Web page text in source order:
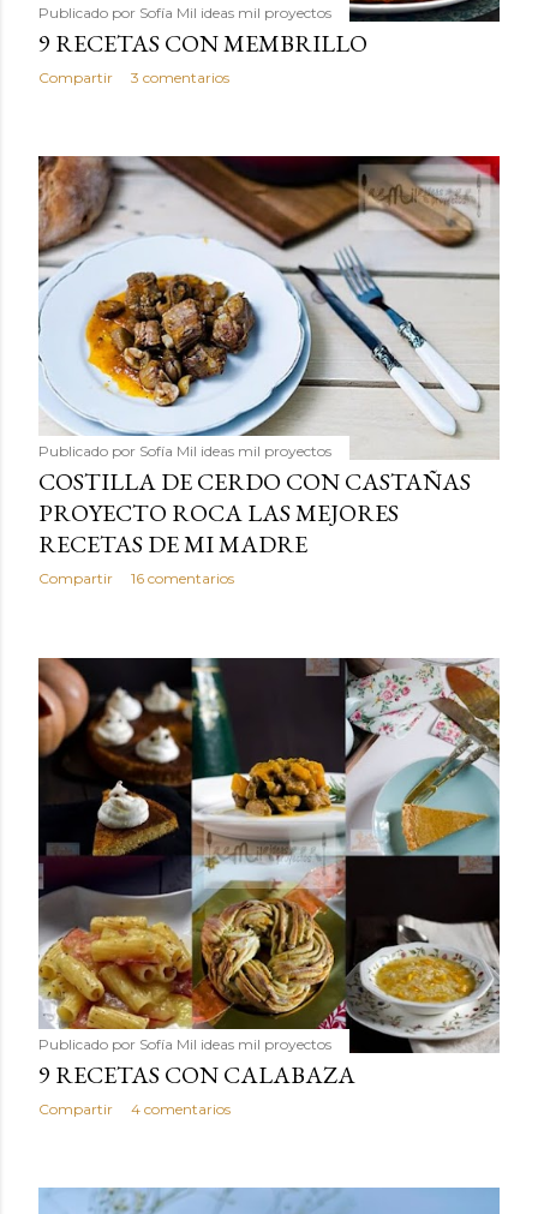
Publicado por Sofía Mil ideas mil proyectos
9 RECETAS CON MEMBRILLO
Compartir 3 comentarios
Publicado por Sofía Mil ideas mil proyectos
COSTILLA DE CERDO CON CASTAÑAS
PROYECTO ROCA LAS MEJORES
RECETAS DE MI MADRE
Compartir 16 comentarios
Publicado por Sofía Mil ideas mil proyectos
9 RECETAS CON CALABAZA
Compartir 4 comentarios